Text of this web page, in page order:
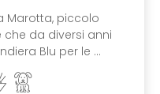
Marotta, piccolo
da diversi anni
Blu per le ...